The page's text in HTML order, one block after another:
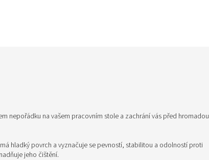
nepořádku na vašem pracovním stole a zachrání vás před hromadou
hladký povrch a vyznačuje se pevností, stabilitou a odolností proti
jeho čištění.